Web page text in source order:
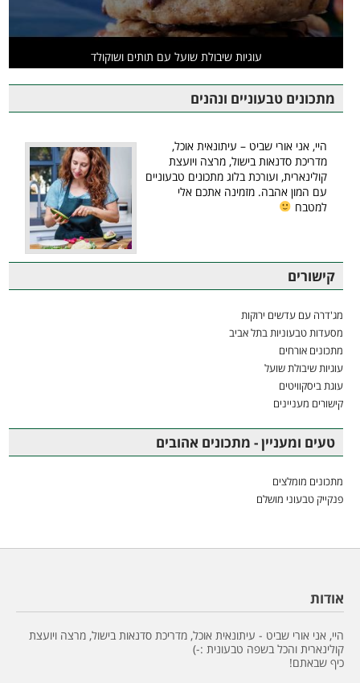
עוגיות שיבולת שועל עם תותים ושוקולד
מתכונים טבעוניים ונהנים
היי, אני אורי שביט – עיתונאית אוכל,
מדריכת סדנאות בישול, מרצה ויועצת
קולינארית, ועורכת בלוג מתכונים טבעוניים
עם המון אהבה. מזמינה אתכם אלי
למטבח
קישורים
מג'דרה עם עדשים ירוקות
מסעדות טבעוניות בתל אביב
מתכונים אורחים
עוגיות שיבולת שועל
עוגת ביסקוויטים
קישורים מעניינים
טעים ומעניין - מתכונים אהובים
מתכונים מומלצים
פנקייק טבעוני מושלם
אודות
היי, אני אורי שביט - עיתונאית אוכל, מדריכת סדנאות בישול, מרצה ויועצת
קולינארית והכל בשפה טבעונית :-)
כיף שבאתם!